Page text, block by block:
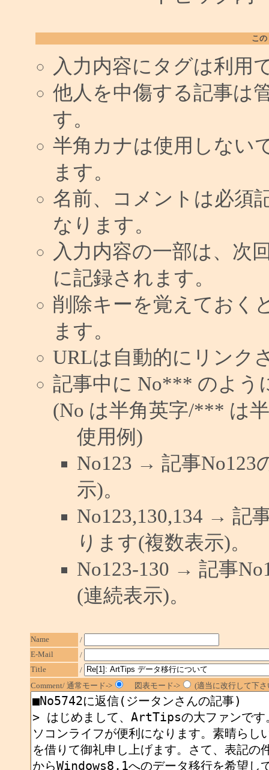
こ
入力内容にタグは利用
他人を中傷する記事は
す。
半角カナは使用しない
ます。
名前、コメントは必須
なります。
入力内容の一部は、次
に記録されます。
削除キーを覚えておく
ます。
URLは自動的にリンク
記事中に No*** のよう
(No は半角英字/*** は
使用例)
No123 → 記事No123
示)。
No123,130,134 → 記
ります(複数表示)。
No123-130 → 記事
(連続表示)。
Name
/
E-Mail
/
Title
/
Comment/ 通常モード->
図表モード-> (適当に改行して下